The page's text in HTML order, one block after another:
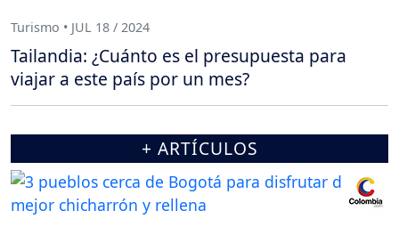
Turismo • JUL 18 / 2024
Tailandia: ¿Cuánto es el presupuesta para
viajar a este país por un mes?
+ ARTÍCULOS